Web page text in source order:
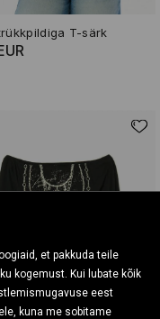
et pakkuda teile
kogemust. Kui lubate kõik
eest
kuna me sobitame
T-särk